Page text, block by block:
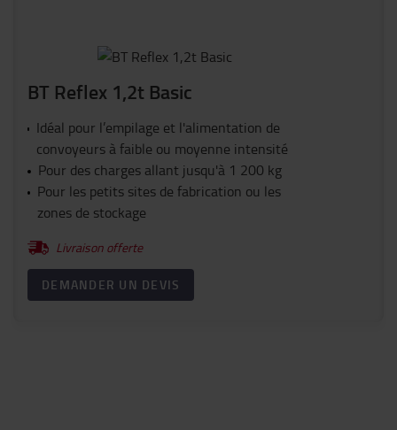
BT Reflex 1,2t Basic
Idéal pour l’empilage et l'alimentation de
convoyeurs à faible ou moyenne intensité
Pour des charges allant jusqu'à 1 200 kg
Pour les petits sites de fabrication ou les
zones de stockage
Livraison offerte
DEMANDER UN DEVIS